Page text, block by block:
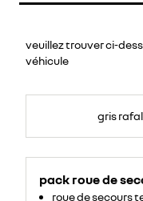
veuillez trouver ci-
véhicule
gris
pack roue de
roue de secours